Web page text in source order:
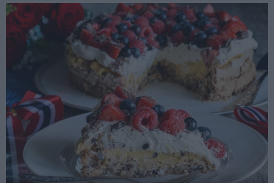
Hopp
hovedinnhold